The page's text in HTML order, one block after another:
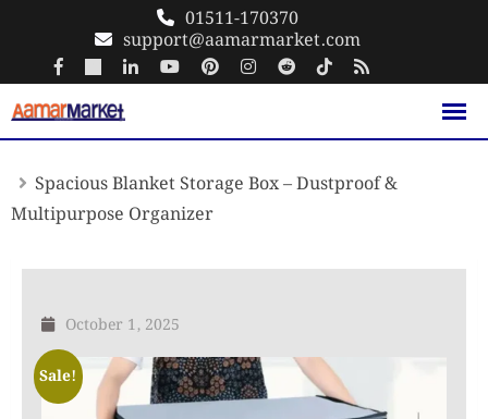
content
01511-170370
support@aamarmarket.com
Spacious Blanket Storage Box – Dustproof &
Multipurpose Organizer
October 1, 2025
Sale!